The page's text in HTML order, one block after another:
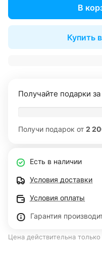
В
Купить
Получайте подарки
Получи подарок от 2
Есть в наличии
Условия доставки
Условия оплаты
Гарантия
Цена действительна